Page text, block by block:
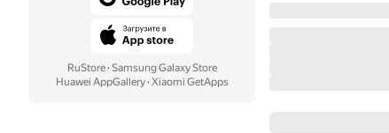
RuStore· Samsung Galaxy Store
Huawei AppGallery· Xiaomi GetApps